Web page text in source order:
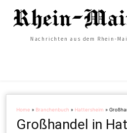
Nachrichten aus dem Rhein-
Home » Branchenbuch » Hattersheim »
Großhandel in